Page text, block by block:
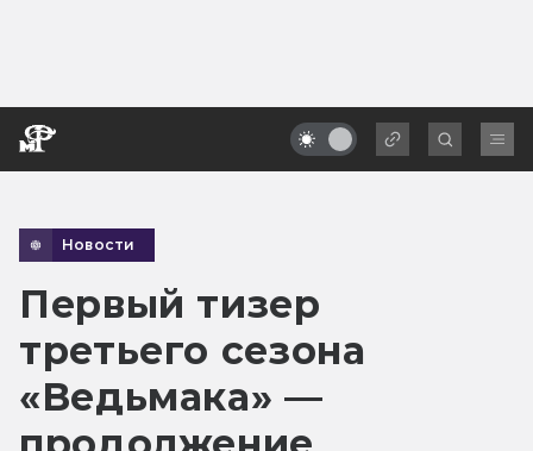
Новости
Первый тизер
третьего сезона
«Ведьмака» —